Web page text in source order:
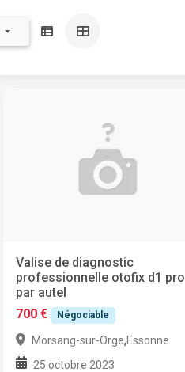
Valise de diagnostic
professionnelle otofix d1 pro
par autel
700 €
Négociable
Morsang-sur-Orge,Essonne
25 octobre 2023